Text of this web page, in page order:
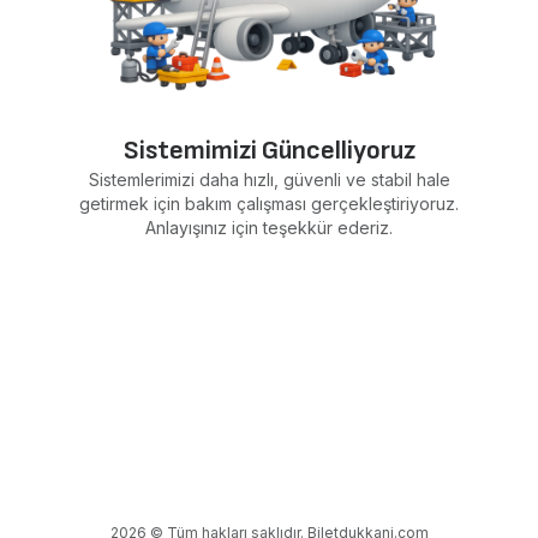
Sistemimizi Güncelliyoruz
Sistemlerimizi daha hızlı, güvenli ve stabil hale
getirmek için bakım çalışması gerçekleştiriyoruz.
Anlayışınız için teşekkür ederiz.
2026 © Tüm hakları saklıdır. Biletdukkani.com